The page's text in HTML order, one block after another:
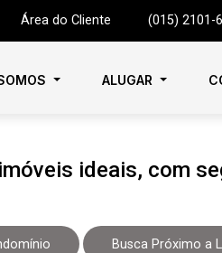
Área do Cliente (015) 2101-
ALUGAR
ideais, com
Busca Próximo a